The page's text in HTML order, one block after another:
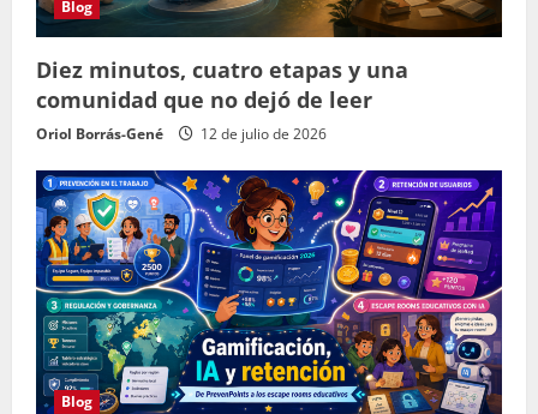
Blog
Diez minutos, cuatro etapas y una
comunidad que no dejó de leer
Oriol Borrás-Gené 12 de julio de 2026
Blog